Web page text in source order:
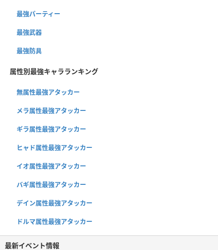
最強パーティー
最強武器
最強防具
属性別最強キャラランキング
無属性最強アタッカー
メラ属性最強アタッカー
ギラ属性最強アタッカー
ヒャド属性最強アタッカー
イオ属性最強アタッカー
バギ属性最強アタッカー
デイン属性最強アタッカー
ドルマ属性最強アタッカー
最新イベント情報